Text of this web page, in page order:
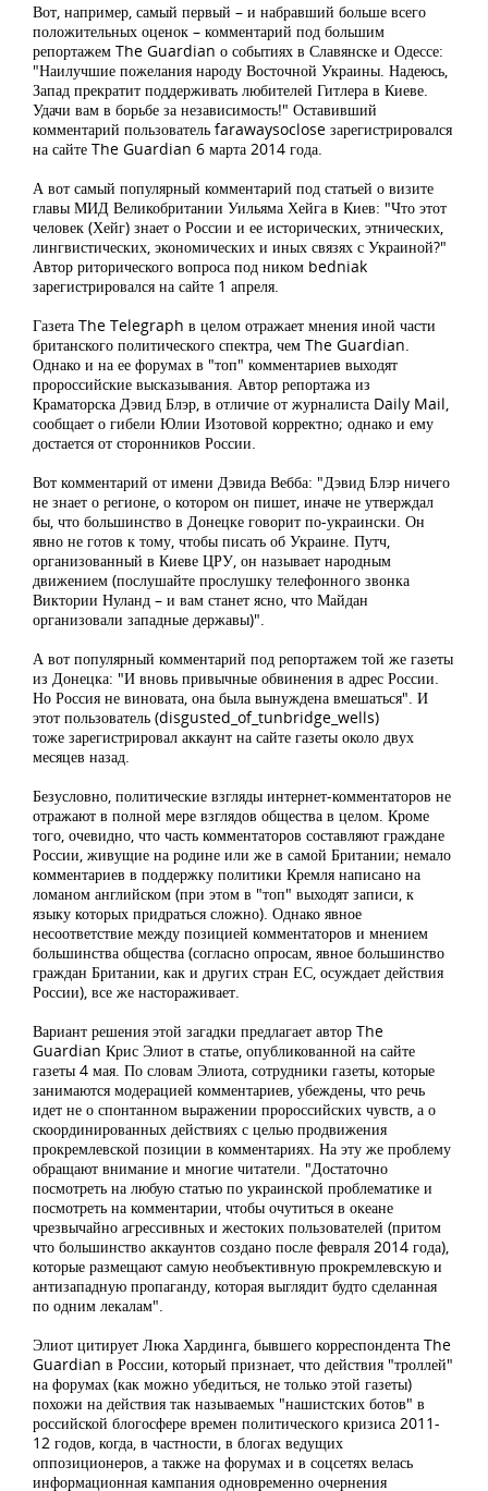
Вот, например, самый первый – и набравший больше всего
положительных оценок – комментарий под большим
репортажем The Guardian о событиях в Славянске и Одессе:
"Наилучшие пожелания народу Восточной Украины. Надеюсь,
Запад прекратит поддерживать любителей Гитлера в Киеве.
Удачи вам в борьбе за независимость!" Оставивший
комментарий пользователь farawaysoclose зарегистрировался
на сайте The Guardian 6 марта 2014 года.
А вот самый популярный комментарий под статьей о визите
главы МИД Великобритании Уильяма Хейга в Киев: "Что этот
человек (Хейг) знает о России и ее исторических, этнических,
лингвистических, экономических и иных связях с Украиной?"
Автор риторического вопроса под ником bedniak
зарегистрировался на сайте 1 апреля.
Газета The Telegraph в целом отражает мнения иной части
британского политического спектра, чем The Guardian.
Однако и на ее форумах в "топ" комментариев выходят
пророссийские высказывания. Автор репортажа из
Краматорска Дэвид Блэр, в отличие от журналиста Daily Mail,
сообщает о гибели Юлии Изотовой корректно; однако и ему
достается от сторонников России.
Вот комментарий от имени Дэвида Вебба: "Дэвид Блэр ничего
не знает о регионе, о котором он пишет, иначе не утверждал
бы, что большинство в Донецке говорит по-украински. Он
явно не готов к тому, чтобы писать об Украине. Путч,
организованный в Киеве ЦРУ, он называет народным
движением (послушайте прослушку телефонного звонка
Виктории Нуланд – и вам станет ясно, что Майдан
организовали западные державы)".
А вот популярный комментарий под репортажем той же газеты
из Донецка: "И вновь привычные обвинения в адрес России.
Но Россия не виновата, она была вынуждена вмешаться". И
этот пользователь (disgusted_of_tunbridge_wells)
тоже зарегистрировал аккаунт на сайте газеты около двух
месяцев назад.
Безусловно, политические взгляды интернет-комментаторов не
отражают в полной мере взглядов общества в целом. Кроме
того, очевидно, что часть комментаторов составляют граждане
России, живущие на родине или же в самой Британии; немало
комментариев в поддержку политики Кремля написано на
ломаном английском (при этом в "топ" выходят записи, к
языку которых придраться сложно). Однако явное
несоответствие между позицией комментаторов и мнением
большинства общества (согласно опросам, явное большинство
граждан Британии, как и других стран ЕС, осуждает действия
России), все же настораживает.
Вариант решения этой загадки предлагает автор The
Guardian Крис Элиот в статье, опубликованной на сайте
газеты 4 мая. По словам Элиота, сотрудники газеты, которые
занимаются модерацией комментариев, убеждены, что речь
идет не о спонтанном выражении пророссийских чувств, а о
скоординированных действиях с целью продвижения
прокремлевской позиции в комментариях. На эту же проблему
обращают внимание и многие читатели. "Достаточно
посмотреть на любую статью по украинской проблематике и
посмотреть на комментарии, чтобы очутиться в океане
чрезвычайно агрессивных и жестоких пользователей (притом
что большинство аккаунтов создано после февраля 2014 года),
которые размещают самую необъективную прокремлевскую и
антизападную пропаганду, которая выглядит будто сделанная
по одним лекалам".
Элиот цитирует Люка Хардинга, бывшего корреспондента The
Guardian в России, который признает, что действия "троллей"
на форумах (как можно убедиться, не только этой газеты)
похожи на действия так называемых "нашистских ботов" в
российской блогосфере времен политического кризиса 2011-
12 годов, когда, в частности, в блогах ведущих
оппозиционеров, а также на форумах и в соцсетях велась
информационная кампания одновременно очернения